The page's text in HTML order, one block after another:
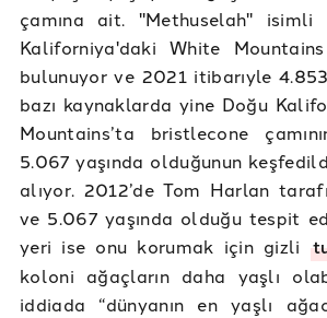
çamına ait. "Methuselah"
Kaliforniya'daki White
bulunuyor ve 2021 itibarıyle
bazı kaynaklarda yine Doğu
Mountains’ta bristlecone
5.067 yaşında olduğunun
alıyor. 2012’de Tom Harlan
ve 5.067 yaşında olduğu tespit
yeri ise onu korumak için gizli
koloni ağaçların daha yaşlı
iddiada “dünyanın en yaşlı